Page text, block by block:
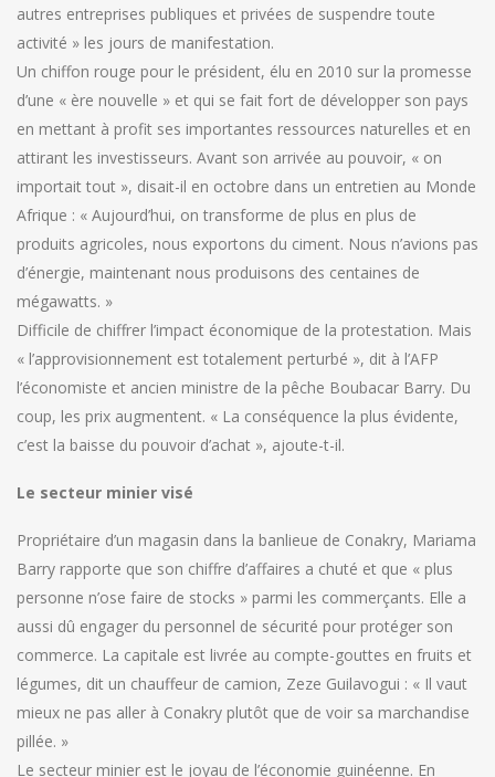
autres entreprises publiques et privées de suspendre toute
activité » les jours de manifestation.
Un chiffon rouge pour le président, élu en 2010 sur la promesse
d’une « ère nouvelle » et qui se fait fort de développer son pays
en mettant à profit ses importantes ressources naturelles et en
attirant les investisseurs. Avant son arrivée au pouvoir, « on
importait tout », disait-il en octobre dans un entretien au Monde
Afrique : « Aujourd’hui, on transforme de plus en plus de
produits agricoles, nous exportons du ciment. Nous n’avions pas
d’énergie, maintenant nous produisons des centaines de
mégawatts. »
Difficile de chiffrer l’impact économique de la protestation. Mais
« l’approvisionnement est totalement perturbé », dit à l’AFP
l’économiste et ancien ministre de la pêche Boubacar Barry. Du
coup, les prix augmentent. « La conséquence la plus évidente,
c’est la baisse du pouvoir d’achat », ajoute-t-il.
Le secteur minier visé
Propriétaire d’un magasin dans la banlieue de Conakry, Mariama
Barry rapporte que son chiffre d’affaires a chuté et que « plus
personne n’ose faire de stocks » parmi les commerçants. Elle a
aussi dû engager du personnel de sécurité pour protéger son
commerce. La capitale est livrée au compte-gouttes en fruits et
légumes, dit un chauffeur de camion, Zeze Guilavogui : « Il vaut
mieux ne pas aller à Conakry plutôt que de voir sa marchandise
pillée. »
Le secteur minier est le joyau de l’économie guinéenne. En